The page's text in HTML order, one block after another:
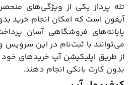
تله پرداز یکی از ویژگی‌های
آیفون است که امکان انجام خرید
پایانه‌های فروشگاهی آسان
می‌توانند با ثبت‌نام در این سرویس
از طریق اپلیکیشن آپ خریدهای خود
بدون کارت بانکی انجام دهند.